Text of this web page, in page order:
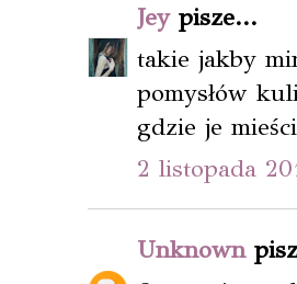
Jeypisze...
takie jakby
pomysłów
gdzie je
2 listopada
Unknown